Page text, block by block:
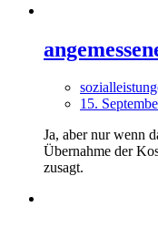
15.
Ja, aber nur wenn
Übernahme der
zusagt.